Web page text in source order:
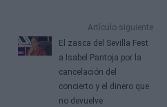
Artículo siguiente
El zasca del Sevilla Fest
a Isabel Pantoja por la
cancelación del
concierto y el dinero que
no devuelve